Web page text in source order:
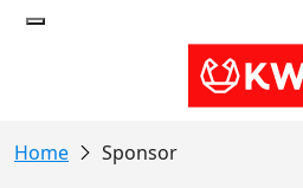
Sponsor